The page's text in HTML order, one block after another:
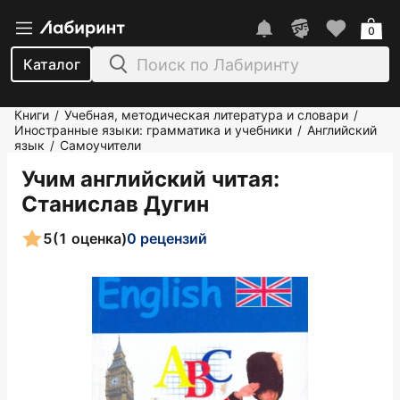
Каталог
0
Книги / Учебная, методическая литература и словари /
Иностранные языки: грамматика и учебники / Английский
язык / Самоучители
Учим английский читая:
Станислав Дугин
5(1 оценка)0 рецензий